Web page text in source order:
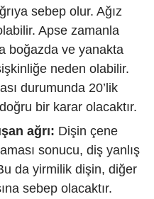
sebep olur. Ağız
Apse zamanla
boğazda ve yanakta
neden olabilir.
durumunda 20’lik
bir karar olacaktır.
ağrı: Dişin çene
sonucu, diş yanlış
da yirmilik dişin, diğer
sebep olacaktır.